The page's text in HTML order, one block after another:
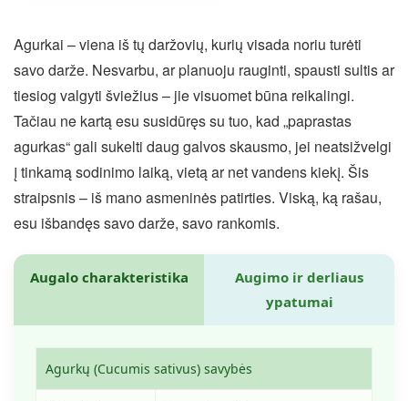
Agurkai – viena iš tų daržovių, kurių visada noriu turėti
savo darže. Nesvarbu, ar planuoju rauginti, spausti sultis ar
tiesiog valgyti šviežius – jie visuomet būna reikalingi.
Tačiau ne kartą esu susidūręs su tuo, kad „paprastas
agurkas“ gali sukelti daug galvos skausmo, jei neatsižvelgi
į tinkamą sodinimo laiką, vietą ar net vandens kiekį. Šis
straipsnis – iš mano asmeninės patirties. Viską, ką rašau,
esu išbandęs savo darže, savo rankomis.
Augalo charakteristika
Augimo ir derliaus
ypatumai
Agurkų (Cucumis sativus) savybės